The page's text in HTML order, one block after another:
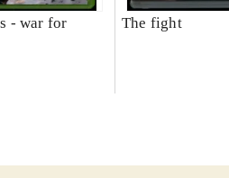
- war for
The fight